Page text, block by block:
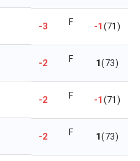
-3 F -1(71)
-2 F 1(73)
-2 F -1(71)
-2 F 1(73)